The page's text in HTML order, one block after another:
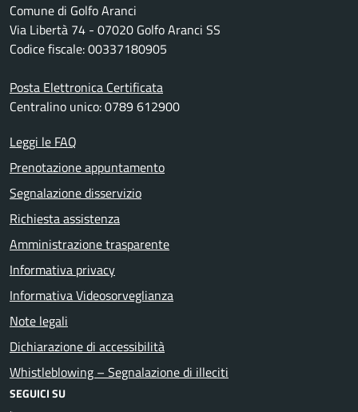
Comune di Golfo Aranci
Via Libertà 74 - 07020 Golfo Aranci SS
Codice fiscale: 00337180905
Posta Elettronica Certificata
Centralino unico: 0789 612900
Leggi le FAQ
Prenotazione appuntamento
Segnalazione disservizio
Richiesta assistenza
Amministrazione trasparente
Informativa privacy
Informativa Videosorveglianza
Note legali
Dichiarazione di accessibilità
Whistleblowing – Segnalazione di illeciti
SEGUICI SU